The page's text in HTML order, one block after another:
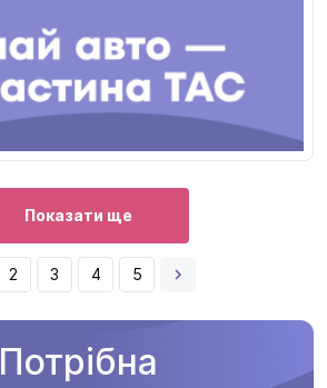
Показати ще
2 3 4 5
Потрібна